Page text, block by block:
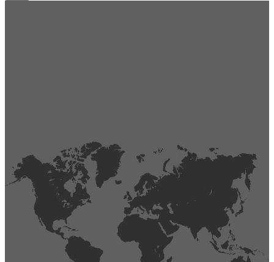
404Página no encontrada,
La página que buscas no existe o se ha cambiado de lugar.
Comprueba la URL e inténtalo de nuevo.
Ir a la página de inicio